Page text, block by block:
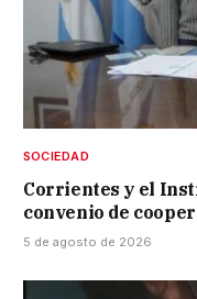
SOCIEDAD
Corrientes y el
convenio de
5 de agosto de 2026